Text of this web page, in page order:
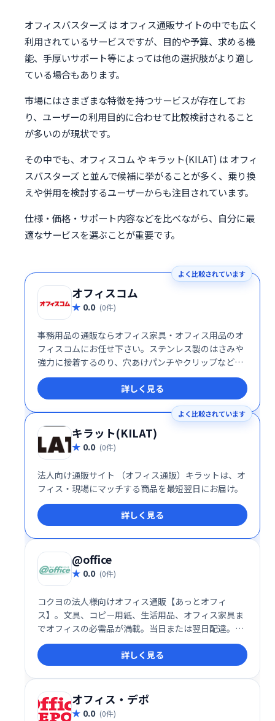
オフィスバスターズ は オフィス通販サイトの中でも広く
利用されているサービスですが、目的や予算、求める機
能、手厚いサポート等によっては他の選択肢がより適し
ている場合もあります。
市場にはさまざまな特徴を持つサービスが存在してお
り、ユーザーの利用目的に合わせて比較検討されること
が多いのが現状です。
その中でも、オフィスコム や キラット(KILAT) は オフィ
スバスターズ と並んで候補に挙がることが多く、乗り換
えや併用を検討するユーザーからも注目されています。
仕様・価格・サポート内容などを比べながら、自分に最
適なサービスを選ぶことが重要です。
よく比較されています
オフィスコム
0.0 (0件)
事務用品の通販ならオフィス家具・オフィス用品のオ
フィスコムにお任せ下さい。ステンレス製のはさみや
強力に接着するのり、穴あけパンチやクリップなどが
格安でお求めいただけます!
詳しく見る
よく比較されています
キラット(KILAT)
0.0 (0件)
法人向け通販サイト （オフィス通販）キラットは、オ
フィス・現場にマッチする商品を最短翌日にお届け。
詳しく見る
@office
0.0 (0件)
コクヨの法人様向けオフィス通販【あっとオフィ
ス】。文具、コピー用紙、生活用品、オフィス家具ま
でオフィスの必需品が満載。当日または翌日配達。環
境対応商品掲載比率約70%なのでグリーン購入を促進
します。
詳しく見る
オフィス・デポ
0.0 (0件)